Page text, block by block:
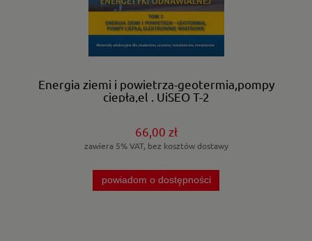
Energia ziemi i powietrza-geotermia,pompy
ciepła,el . UiSEO T-2
66,00 zł
zawiera 5% VAT, bez kosztów dostawy
powiadom o dostępności